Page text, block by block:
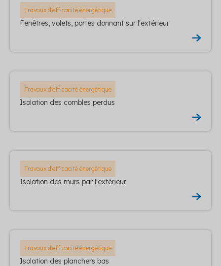
Travaux d'efficacité énergétique
Fenêtres, volets, portes donnant sur l'extérieur
Travaux d'efficacité énergétique
Isolation des combles perdus
Travaux d'efficacité énergétique
Isolation des murs par l'extérieur
Travaux d'efficacité énergétique
Isolation des planchers bas